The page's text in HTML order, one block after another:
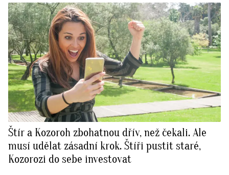
Štír a Kozoroh zbohatnou dřív, než čekali. Ale
musí udělat zásadní krok. Štíři pustit staré,
Kozorozi do sebe investovat